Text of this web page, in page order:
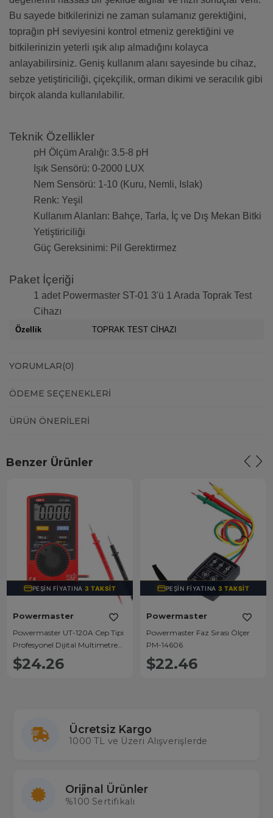
Bu sayede bitkilerinizi ne zaman sulamanız gerektiğini,
toprağın pH seviyesini kontrol etmeniz gerektiğini ve
bitkilerinizin yeterli ışık alıp almadığını kolayca
anlayabilirsiniz. Geniş kullanım alanı sayesinde bu cihaz,
sebze yetiştiriciliği, çiçekçilik, orman dikimi ve seracılık gibi
birçok alanda kullanılabilir.
Teknik Özellikler
pH Ölçüm Aralığı: 3.5-8 pH
Işık Sensörü: 0-2000 LUX
Nem Sensörü: 1-10 (Kuru, Nemli, Islak)
Renk: Yeşil
Kullanım Alanları: Bahçe, Tarla, İç ve Dış Mekan Bitki
Yetiştiriciliği
Güç Gereksinimi: Pil Gerektirmez
Paket İçeriği
1 adet Powermaster ST-01 3'ü 1 Arada Toprak Test
Cihazı
Özellik TOPRAK TEST CİHAZI
YORUMLAR(0)
ÖDEME SEÇENEKLERI
ÜRÜN ÖNERILERI
Benzer Ürünler
PEŞIN FIYATINA3 TAKSIT
Powermaster
Powermaster UT-120A Cep Tipi
Profesyonel Dijital Multimetre
Ölçü Aleti
$24.26
PEŞIN FIYATINA3 TAKSIT
Powermaster
Powermaster Faz Sırası Ölçer
PM-14606
$22.46
Ücretsiz Kargo
1000 TL ve Üzeri Alışverişlerde
Orijinal Ürünler
%100 Sertifikalı